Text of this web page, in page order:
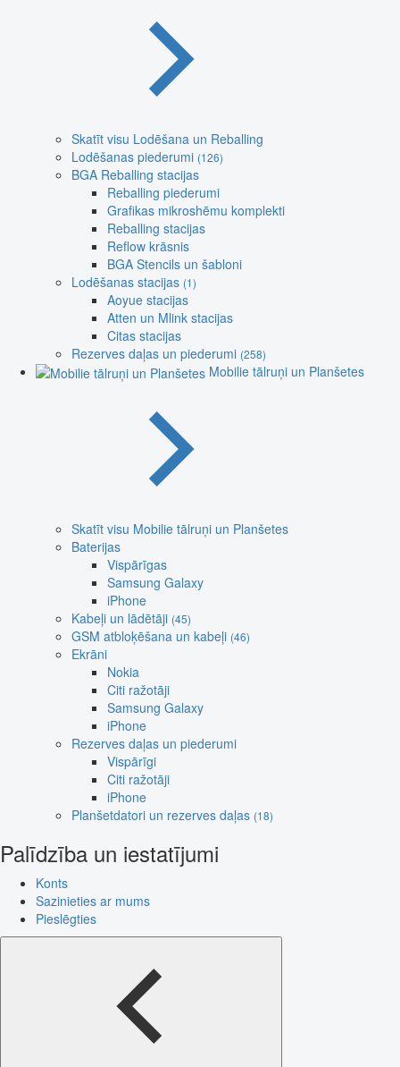
Skatīt visu Lodēšana un Reballing
Lodēšanas piederumi (126)
BGA Reballing stacijas
Reballing piederumi
Grafikas mikroshēmu komplekti
Reballing stacijas
Reflow krāsnis
BGA Stencils un šabloni
Lodēšanas stacijas (1)
Aoyue stacijas
Atten un Mlink stacijas
Citas stacijas
Rezerves daļas un piederumi (258)
Mobilie tālruņi un Planšetes
Skatīt visu Mobilie tālruņi un Planšetes
Baterijas
Vispārīgas
Samsung Galaxy
iPhone
Kabeļi un lādētāji (45)
GSM atbloķēšana un kabeļi (46)
Ekrāni
Nokia
Citi ražotāji
Samsung Galaxy
iPhone
Rezerves daļas un piederumi
Vispārīgi
Citi ražotāji
iPhone
Planšetdatori un rezerves daļas (18)
Palīdzība un iestatījumi
Konts
Sazinieties ar mums
Pieslēgties